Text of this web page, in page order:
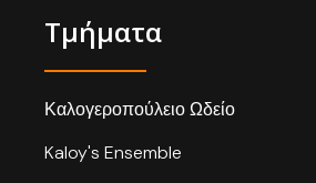
Τμήματα
Καλογεροπούλειο Ωδείο
Kaloy's Ensemble